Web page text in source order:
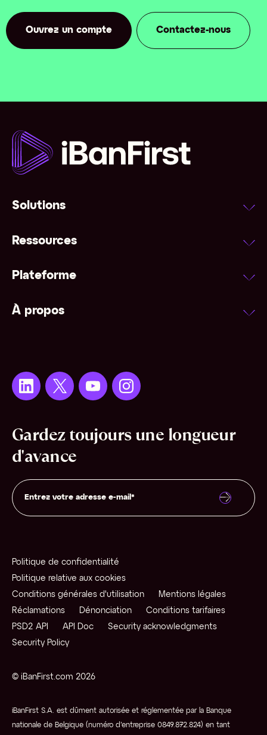
Ouvrez un compte Contactez-nous
Solutions
Ressources
Plateforme
À propos
Gardez toujours une longueur
d'avance
© iBanFirst.com 2026
Politique de confidentialité
Politique relative aux cookies
Conditions générales d'utilisation Mentions légales
Réclamations Dénonciation Conditions tarifaires
PSD2 API API Doc Security acknowledgments
Security Policy
iBanFirst S.A. est dûment autorisée et réglementée par la Banque
nationale de Belgique (numéro d’entreprise 0849.872.824) en tant